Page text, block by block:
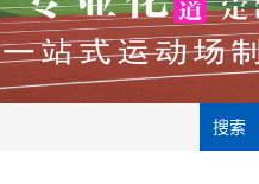
搜索